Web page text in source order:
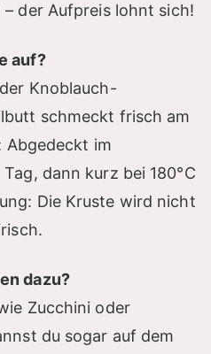
der Aufpreis lohnt sich!
auf?
Knoblauch-
schmeckt frisch am
Abgedeckt im
dann kurz bei 180°C
Die Kruste wird nicht
dazu?
Zucchini oder
du sogar auf dem